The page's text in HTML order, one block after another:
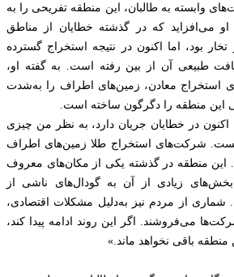
وابسته به طالبان، این منطقه تفریحی را به
او می‌افزاید که در گذشته خطایان از مناطق
بود، اما اکنون در نتیجه استخراج گسترده
طبیعی آن از بین رفته است. به گفته او،
معادن، زمین‌های اطراف را به‌شدت
این منطقه را دگرگون ساخته است.
اکنون در خطایان جریان دارد، به نظر من چیزی
شرکت‌های استخراج طلا زمین‌های اطراف
این منطقه در گذشته یکی از مکان‌های معروف
بخش‌های زیادی از آن به گودال‌های ناشی از
شماری از مردم نیز به‌دلیل مشکلات اقتصادی،
می‌فروشند. اگر این روند ادامه پیدا کند،
باقی نخواهد ماند.»